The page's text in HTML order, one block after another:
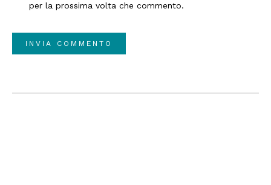
per la prossima volta che commento.